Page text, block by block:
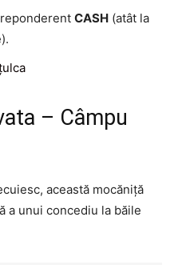
CASH (atât la
– Câmpu
această mocăniță
a unui concediu la băile